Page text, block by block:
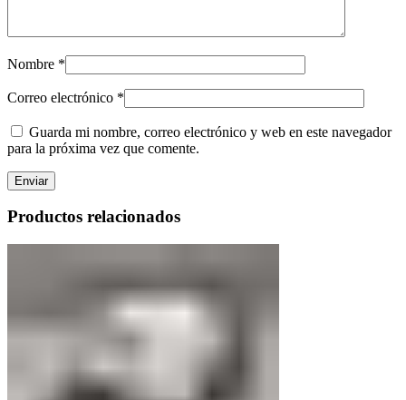
Nombre *
Correo electrónico *
Guarda mi nombre, correo electrónico y web en este navegador
para la próxima vez que comente.
Productos relacionados